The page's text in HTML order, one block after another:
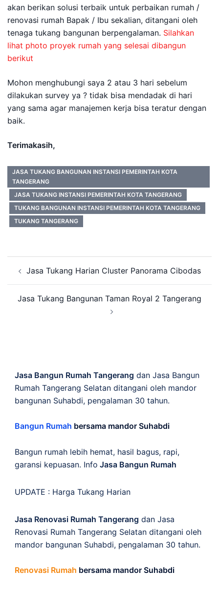
akan berikan solusi terbaik untuk perbaikan rumah /
renovasi rumah Bapak / Ibu sekalian, ditangani oleh
tenaga tukang bangunan berpengalaman. Silahkan
lihat photo proyek rumah yang selesai dibangun
berikut
Mohon menghubungi saya 2 atau 3 hari sebelum
dilakukan survey ya ? tidak bisa mendadak di hari
yang sama agar manajemen kerja bisa teratur dengan
baik.
Terimakasih,
JASA TUKANG BANGUNAN INSTANSI PEMERINTAH KOTA
TANGERANG
JASA TUKANG INSTANSI PEMERINTAH KOTA TANGERANG
TUKANG BANGUNAN INSTANSI PEMERINTAH KOTA TANGERANG
TUKANG TANGERANG
navigation
Jasa Tukang Harian Cluster Panorama Cibodas
Jasa Tukang Bangunan Taman Royal 2 Tangerang
Jasa Bangun Rumah Tangerang dan Jasa Bangun
Rumah Tangerang Selatan ditangani oleh mandor
bangunan Suhabdi, pengalaman 30 tahun.
Bangun Rumah bersama mandor Suhabdi
Bangun rumah lebih hemat, hasil bagus, rapi,
garansi kepuasan. Info Jasa Bangun Rumah
UPDATE : Harga Tukang Harian
Jasa Renovasi Rumah Tangerang dan Jasa
Renovasi Rumah Tangerang Selatan ditangani oleh
mandor bangunan Suhabdi, pengalaman 30 tahun.
Renovasi Rumah bersama mandor Suhabdi